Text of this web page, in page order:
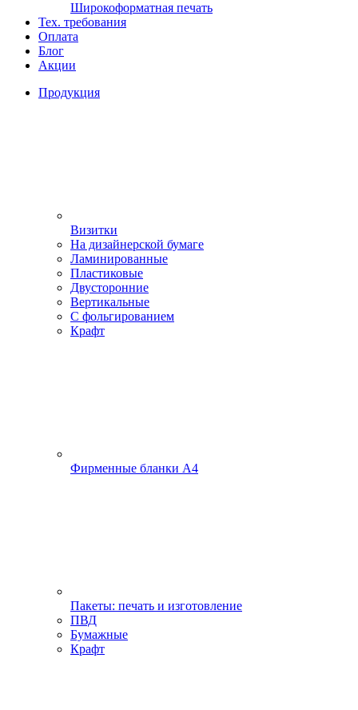
Широкоформатная печать
Тех. требования
Оплата
Блог
Акции
Продукция
Визитки
На дизайнерской бумаге
Ламинированные
Пластиковые
Двусторонние
Вертикальные
С фольгированием
Крафт
Фирменные бланки А4
Пакеты: печать и изготовление
ПВД
Бумажные
Крафт